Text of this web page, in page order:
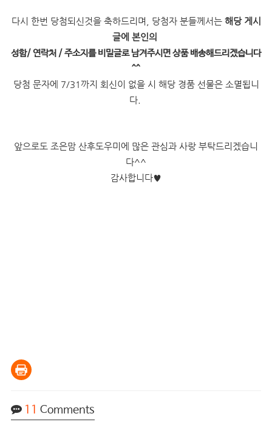
다시 한번 당첨되신것을 축하드리며, 당첨자 분들께서는 해당 게시
글에 본인의
성함/ 연락처 / 주소지를 비밀글로 남겨주시면 상품 배송해드리겠습니다
^^
당첨 문자에 7/31까지 회신이 없을 시 해당 경품 선물은 소멸됩니
다.
앞으로도 조은맘 산후도우미에 많은 관심과 사랑 부탁드리겠습니
다^^
감사합니다♥
11 Comments